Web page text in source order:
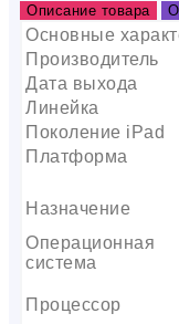
Описание товара
Основные
Производитель
Дата выхода
Линейка
Поколение iPad
Платформа
Назначение
Операционная
система
Процессор